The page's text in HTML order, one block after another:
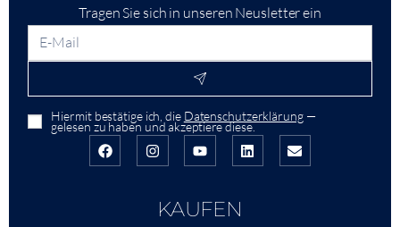
Tragen Sie sich in unseren Neusletter ein
Hiermit bestätige ich, die Datenschutzerklärung—
gelesen zu haben und akzeptiere diese.
KAUFEN